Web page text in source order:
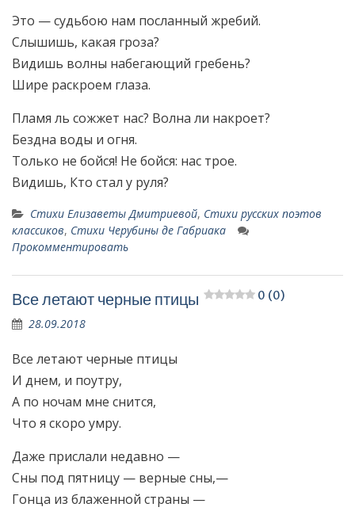
Это — судьбою нам посланный жребий.
Слышишь, какая гроза?
Видишь волны набегающий гребень?
Шире раскроем глаза.
Пламя ль сожжет нас? Волна ли накроет?
Бездна воды и огня.
Только не бойся! Не бойся: нас трое.
Видишь, Кто стал у руля?
Стихи Елизаветы Дмитриевой, Стихи русских поэтов
классиков, Стихи Черубины де Габриака
Прокомментировать
Все летают черные птицы 0 (0)
28.09.2018
Все летают черные птицы
И днем, и поутру,
А по ночам мне снится,
Что я скоро умру.
Даже прислали недавно —
Сны под пятницу — верные сны,—
Гонца из блаженной страны —